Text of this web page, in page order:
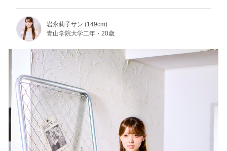
岩永莉子サン (149cm)
青山学院大学二年・20歳